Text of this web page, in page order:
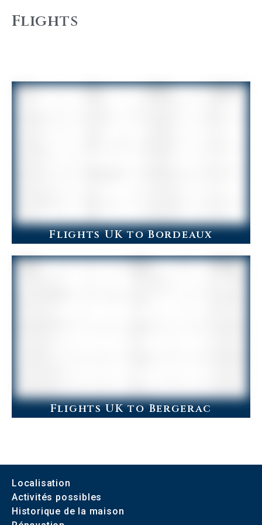
Flights
Flights UK to Bordeaux
Flights UK to Bergerac
Localisation
Activités possibles
Historique de la maison